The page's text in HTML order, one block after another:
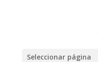
Seleccionar página